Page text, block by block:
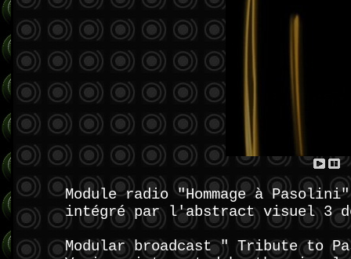
Module radio "Hommage à
intégré par l'abstract visuel 3
Modular broadcast " Tribute to